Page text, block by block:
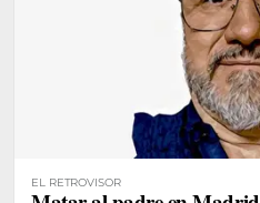
EL RETROVISOR